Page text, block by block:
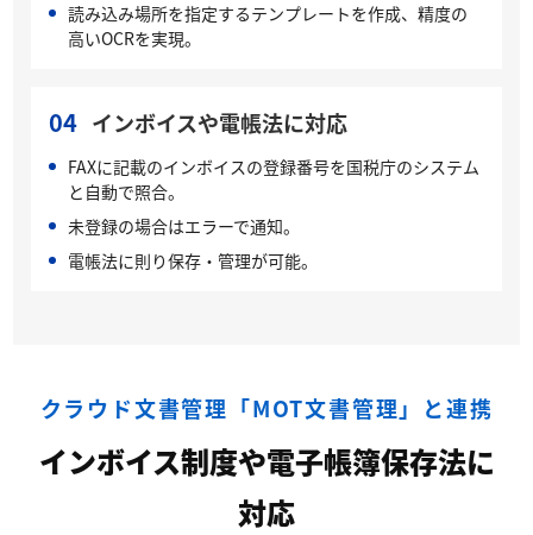
読み込み場所を指定するテンプレートを作成、精度の
高いOCRを実現。
04 インボイスや電帳法に対応
FAXに記載のインボイスの登録番号を国税庁のシステム
と自動で照合。
未登録の場合はエラーで通知。
電帳法に則り保存・管理が可能。
クラウド文書管理「MOT文書管理」と連携
インボイス制度や電子帳簿保存法に
対応